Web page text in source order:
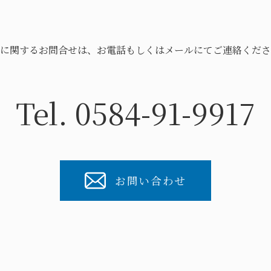
関するお問合せは、お電話もしくはメールにてご連絡くだ
Tel. 0584-91-9917
お問い合わせ